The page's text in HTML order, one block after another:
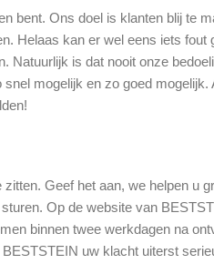
bent. Ons doel is klanten blij te
Helaas kan er wel eens iets fout
Natuurlijk is dat nooit onze
mogelijk en zo goed mogelijk.
Geef het aan, we helpen u
Op de website van
binnen twee werkdagen na
uw klacht uiterst